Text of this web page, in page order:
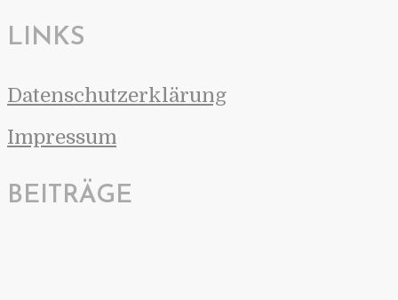
LINKS
Datenschutzerklärung
Impressum
BEITRÄGE